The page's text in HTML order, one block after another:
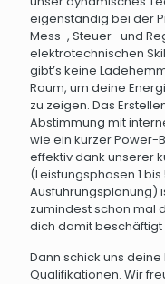
eigenständig bei der
Mess-, Steuer- und
elektrotechnischen
gibt’s keine
Raum, um deine
zu zeigen. Das
Abstimmung mit
wie ein kurzer Power-
effektiv dank unserer
(Leistungsphasen 1
Ausführungsplanung)
zumindest schon mal
dich damit beschäftigt
Dann schick uns
Qualifikationen. Wir